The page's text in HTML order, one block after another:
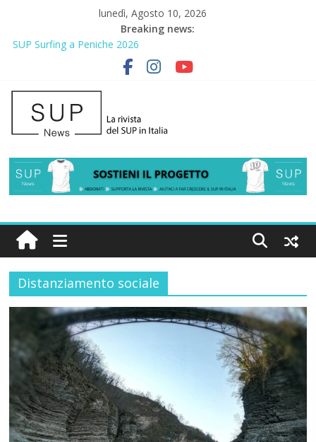
lunedì, Agosto 10, 2026
Breaking news:
SUP Surfing a Peniche 2026
AirSUP a Gallico: prima storica gara per Reggio Calabria
Gallico Paddle Fest 2026: sul lungomare di Gallico torna la festa
del SUP
Porto Selvaggio, a lezione di soccorso con la giornata della
prevenzione
2° Urban Sup Trophy: la regata solidale per lo IOR
Distanziamento sociale